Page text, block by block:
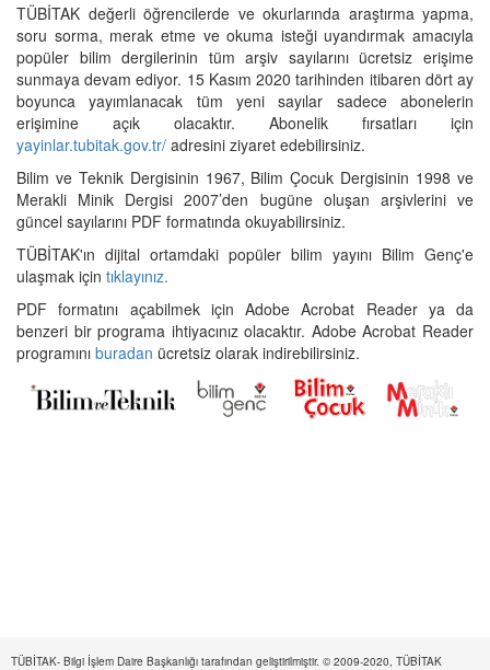
TÜBİTAK değerli öğrencilerde ve okurlarında araştırma yapma,
soru sorma, merak etme ve okuma isteği uyandırmak amacıyla
popüler bilim dergilerinin tüm arşiv sayılarını ücretsiz erişime
sunmaya devam ediyor. 15 Kasım 2020 tarihinden itibaren dört ay
boyunca yayımlanacak tüm yeni sayılar sadece abonelerin
erişimine açık olacaktır. Abonelik fırsatları için
yayinlar.tubitak.gov.tr/ adresini ziyaret edebilirsiniz.
Bilim ve Teknik Dergisinin 1967, Bilim Çocuk Dergisinin 1998 ve
Merakli Minik Dergisi 2007’den bugüne oluşan arşivlerini ve
güncel sayılarını PDF formatında okuyabilirsiniz.
TÜBİTAK'ın dijital ortamdaki popüler bilim yayını Bilim Genç'e
ulaşmak için tıklayınız.
PDF formatını açabilmek için Adobe Acrobat Reader ya da
benzeri bir programa ihtiyacınız olacaktır. Adobe Acrobat Reader
programını buradan ücretsiz olarak indirebilirsiniz.
TÜBİTAK- Bilgi İşlem Daire Başkanlığı tarafından geliştirilmiştir. © 2009-2020, TÜBİTAK